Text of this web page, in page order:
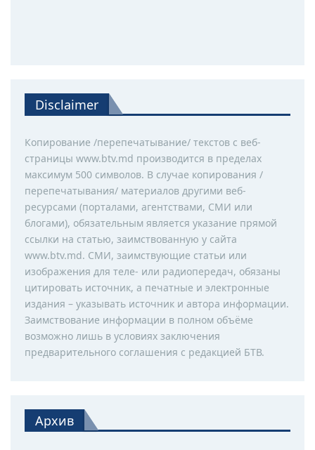
Disclaimer
Копирование /перепечатывание/ текстов с веб-
страницы www.btv.md производится в пределах
максимум 500 символов. В случае копирования /
перепечатывания/ материалов другими веб-
ресурсами (порталами, агентствами, СМИ или
блогами), обязательным является указание прямой
ссылки на статью, заимствованную у сайта
www.btv.md. СМИ, заимствующие статьи или
изображения для теле- или радиопередач, обязаны
цитировать источник, а печатные и электронные
издания – указывать источник и автора информации.
Заимствование информации в полном объёме
возможно лишь в условиях заключения
предварительного соглашения с редакцией БТВ.
Архив